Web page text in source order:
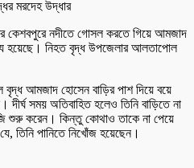
কেশবপুরে নদীতে গোসল করতে গিয়ে আমজাদ
হয়েছে। নিহত বৃদ্ধ উপজেলার আলতাপোল
আমজাদ হোসেন বাড়ির পাশ দিয়ে বয়ে
সময় অতিবাহিত হলেও তিনি বাড়িতে না
শুরু করেন। কিন্তু কোথাও তাকে না পেয়ে
তিনি পানিতে নিখোঁজ হয়েছেন।